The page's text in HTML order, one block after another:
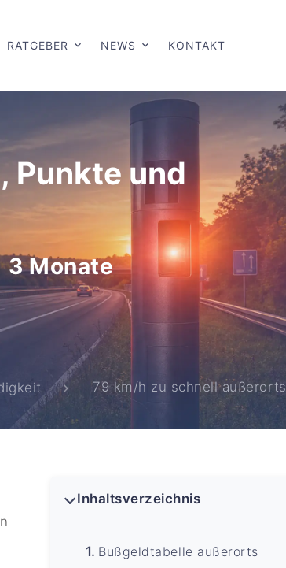
RATGEBER NEWS KONTAKT
Punkte und
3 Monate
79 km/h zu schnell außerorts
Inhaltsverzeichnis
Bußgeldtabelle außerorts